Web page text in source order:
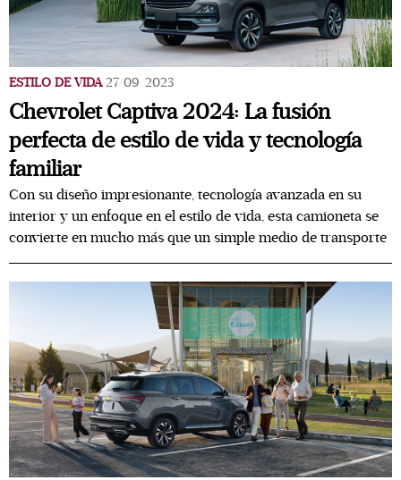
ESTILO DE VIDA 27/09/2023
Chevrolet Captiva 2024: La fusión
perfecta de estilo de vida y tecnología
familiar
Con su diseño impresionante, tecnología avanzada en su
interior y un enfoque en el estilo de vida, esta camioneta se
convierte en mucho más que un simple medio de transporte